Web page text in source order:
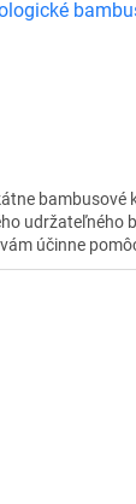
bambusové
udržateľného
účinne